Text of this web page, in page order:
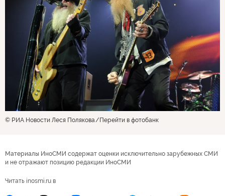
© РИА Новости Леся Полякова Перейти в фотобанк
Материалы ИноСМИ содержат оценки исключительно зарубежных СМИ
и не отражают позицию редакции ИноСМИ
Читать inosmi.ru в